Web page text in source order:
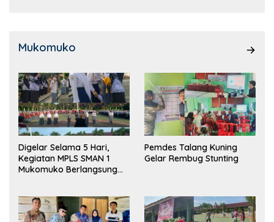
Mukomuko
Digelar Selama 5 Hari,
Kegiatan MPLS SMAN 1
Mukomuko Berlangsung
Pemdes Talang Kuning
Gelar Rembug Stunting